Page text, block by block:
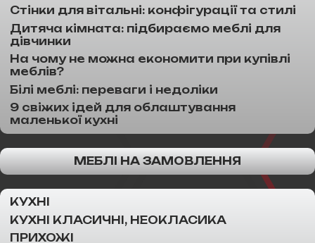
Стінки для вітальні: конфігурації та стилі
Дитяча кімната: підбираємо меблі для
дівчинки
На чому не можна економити при купівлі
меблів?
Білі меблі: переваги і недоліки
9 свіжих ідей для облаштування
маленької кухні
МЕБЛІ НА ЗАМОВЛЕННЯ
КУХНІ
КУХНІ КЛАСИЧНІ, НЕОКЛАСИКА
ПРИХОЖІ